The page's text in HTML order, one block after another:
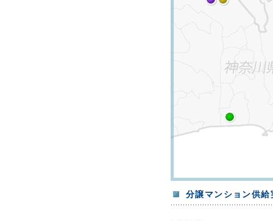
分譲マンション供給